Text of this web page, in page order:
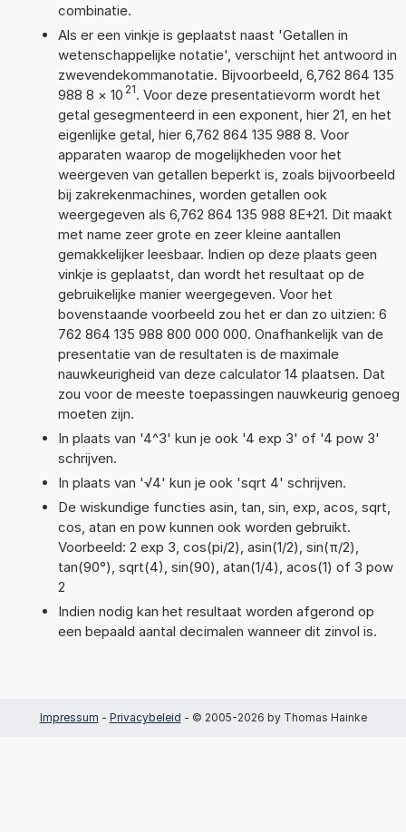
combinatie.
Als er een vinkje is geplaatst naast 'Getallen in
wetenschappelijke notatie', verschijnt het antwoord in
zwevendekommanotatie. Bijvoorbeeld, 6,762 864 135
988 8 × 10 21. Voor deze presentatievorm wordt het
getal gesegmenteerd in een exponent, hier 21, en het
eigenlijke getal, hier 6,762 864 135 988 8. Voor
apparaten waarop de mogelijkheden voor het
weergeven van getallen beperkt is, zoals bijvoorbeeld
bij zakrekenmachines, worden getallen ook
weergegeven als 6,762 864 135 988 8E+21. Dit maakt
met name zeer grote en zeer kleine aantallen
gemakkelijker leesbaar. Indien op deze plaats geen
vinkje is geplaatst, dan wordt het resultaat op de
gebruikelijke manier weergegeven. Voor het
bovenstaande voorbeeld zou het er dan zo uitzien: 6
762 864 135 988 800 000 000. Onafhankelijk van de
presentatie van de resultaten is de maximale
nauwkeurigheid van deze calculator 14 plaatsen. Dat
zou voor de meeste toepassingen nauwkeurig genoeg
moeten zijn.
In plaats van '4^3' kun je ook '4 exp 3' of '4 pow 3'
schrijven.
In plaats van '√4' kun je ook 'sqrt 4' schrijven.
De wiskundige functies asin, tan, sin, exp, acos, sqrt,
cos, atan en pow kunnen ook worden gebruikt.
Voorbeeld: 2 exp 3, cos(pi/2), asin(1/2), sin(π/2),
tan(90°), sqrt(4), sin(90), atan(1/4), acos(1) of 3 pow
2
Indien nodig kan het resultaat worden afgerond op
een bepaald aantal decimalen wanneer dit zinvol is.
Impressum - Privacybeleid - © 2005-2026 by Thomas Hainke